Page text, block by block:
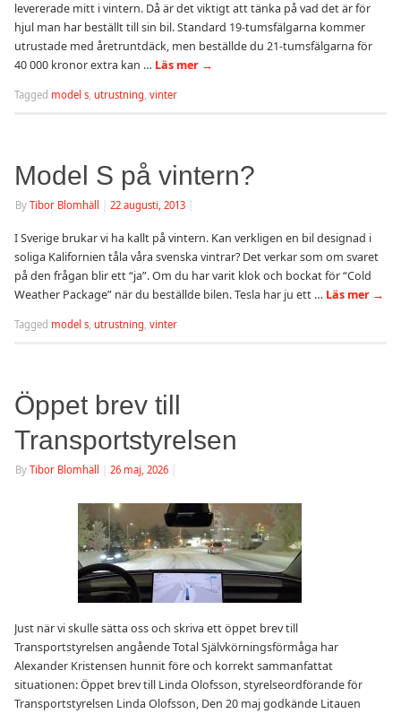
levererade mitt i vintern. Då är det viktigt att tänka på vad det är för
hjul man har beställt till sin bil. Standard 19-tumsfälgarna kommer
utrustade med åretruntdäck, men beställde du 21-tumsfälgarna för
40 000 kronor extra kan … Läs mer →
Tagged model s utrustning vinter
Model S på vintern?
By Tibor Blomhäll 22 augusti, 2013
I Sverige brukar vi ha kallt på vintern. Kan verkligen en bil designad i
soliga Kalifornien tåla våra svenska vintrar? Det verkar som om svaret
på den frågan blir ett “ja”. Om du har varit klok och bockat för “Cold
Weather Package” när du beställde bilen. Tesla har ju ett … Läs mer →
Tagged model s utrustning vinter
Öppet brev till
Transportstyrelsen
By Tibor Blomhäll 26 maj, 2026
Just när vi skulle sätta oss och skriva ett öppet brev till
Transportstyrelsen angående Total Självkörningsförmåga har
Alexander Kristensen hunnit före och korrekt sammanfattat
situationen: Öppet brev till Linda Olofsson, styrelseordförande för
Transportstyrelsen Linda Olofsson, Den 20 maj godkände Litauen